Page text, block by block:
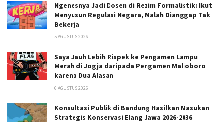
Ngenesnya Jadi Dosen di Rezim Formalistik: Ikut
Menyusun Regulasi Negara, Malah Dianggap Tak
Bekerja
5 AGUSTUS 2026
Saya Jauh Lebih Rispek ke Pengamen Lampu
Merah di Jogja daripada Pengamen Malioboro
karena Dua Alasan
6 AGUSTUS 2026
Konsultasi Publik di Bandung Hasilkan Masukan
Strategis Konservasi Elang Jawa 2026-2036